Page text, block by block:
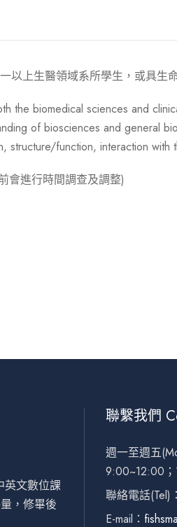
以上生醫領域系所學生，或具生
the biomedical sciences and
of biosciences and general
structure/function, interaction with
會進行時間調查及調整)
英文數位課
，修畢後
聯繫我們
週一至週五
9:00~12:00
聯絡電話(Tel)
E-mail：